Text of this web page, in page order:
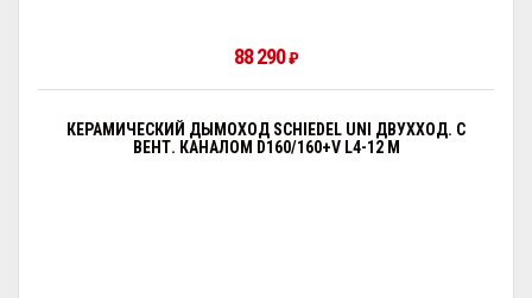
88 290₽
КЕРАМИЧЕСКИЙ ДЫМОХОД SCHIEDEL UNI ДВУХХОД. С
ВЕНТ. КАНАЛОМ D160/160+V L4-12 М